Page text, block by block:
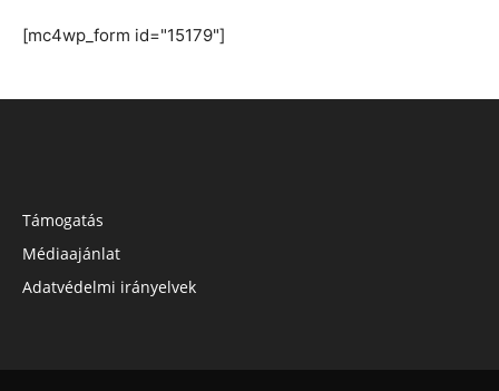
[mc4wp_form id="15179"]
Támogatás
Médiaajánlat
Adatvédelmi irányelvek